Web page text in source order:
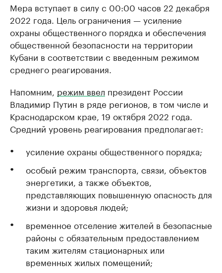
Мера вступает в силу с 00:00 часов 22 декабря
2022 года. Цель ограничения — усиление
охраны общественного порядка и обеспечения
общественной безопасности на территории
Кубани в соответствии с введенным режимом
среднего реагирования.
Напомним, режим ввел президент России
Владимир Путин в ряде регионов, в том числе и
Краснодарском крае, 19 октября 2022 года.
Средний уровень реагирования предполагает:
усиление охраны общественного порядка;
особый режим транспорта, связи, объектов
энергетики, а также объектов,
представляющих повышенную опасность для
жизни и здоровья людей;
временное отселение жителей в безопасные
районы с обязательным предоставлением
таким жителям стационарных или
временных жилых помещений;